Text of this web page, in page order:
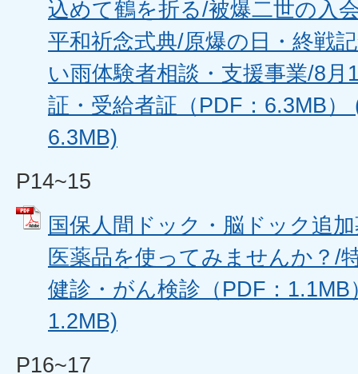
込めて鶴を折る/被爆二世の入
平和祈念式典/原爆の日・終戦
い雨体験者相談・支援事業/8
証・受給者証（PDF：6.3MB
6.3MB)
P14~15
国保人間ドック・脳ドック追
医薬品を使ってみませんか？/
健診・がん検診（PDF：
1.2MB)
P16~17